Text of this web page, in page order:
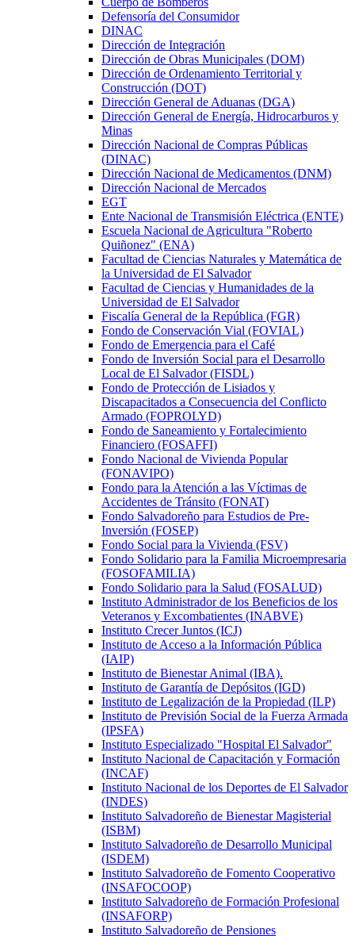
Defensoría del Consumidor
DINAC
Dirección de Integración
Dirección de Obras Municipales (DOM)
Dirección de Ordenamiento Territorial y
Construcción (DOT)
Dirección General de Aduanas (DGA)
Dirección General de Energía, Hidrocarburos y
Minas
Dirección Nacional de Compras Públicas
(DINAC)
Dirección Nacional de Medicamentos (DNM)
Dirección Nacional de Mercados
EGT
Ente Nacional de Transmisión Eléctrica (ENTE)
Escuela Nacional de Agricultura "Roberto
Quiñonez" (ENA)
Facultad de Ciencias Naturales y Matemática de
la Universidad de El Salvador
Facultad de Ciencias y Humanidades de la
Universidad de El Salvador
Fiscalía General de la República (FGR)
Fondo de Conservación Vial (FOVIAL)
Fondo de Emergencia para el Café
Fondo de Inversión Social para el Desarrollo
Local de El Salvador (FISDL)
Fondo de Protección de Lisiados y
Discapacitados a Consecuencia del Conflicto
Armado (FOPROLYD)
Fondo de Saneamiento y Fortalecimiento
Financiero (FOSAFFI)
Fondo Nacional de Vivienda Popular
(FONAVIPO)
Fondo para la Atención a las Víctimas de
Accidentes de Tránsito (FONAT)
Fondo Salvadoreño para Estudios de Pre-
Inversión (FOSEP)
Fondo Social para la Vivienda (FSV)
Fondo Solidario para la Familia Microempresaria
(FOSOFAMILIA)
Fondo Solidario para la Salud (FOSALUD)
Instituto Administrador de los Beneficios de los
Veteranos y Excombatientes (INABVE)
Instituto Crecer Juntos (ICJ)
Instituto de Acceso a la Información Pública
(IAIP)
Instituto de Bienestar Animal (IBA).
Instituto de Garantía de Depósitos (IGD)
Instituto de Legalización de la Propiedad (ILP)
Instituto de Previsión Social de la Fuerza Armada
(IPSFA)
Instituto Especializado "Hospital El Salvador"
Instituto Nacional de Capacitación y Formación
(INCAF)
Instituto Nacional de los Deportes de El Salvador
(INDES)
Instituto Salvadoreño de Bienestar Magisterial
(ISBM)
Instituto Salvadoreño de Desarrollo Municipal
(ISDEM)
Instituto Salvadoreño de Fomento Cooperativo
(INSAFOCOOP)
Instituto Salvadoreño de Formación Profesional
(INSAFORP)
Instituto Salvadoreño de Pensiones